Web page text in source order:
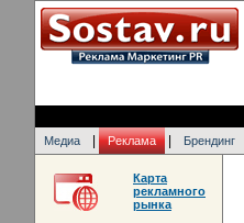
Медиа Реклама Брендинг
Карта
рекламного
рынка